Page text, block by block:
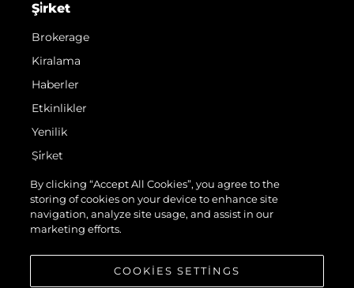
Şi̇rket
Brokerage
Kiralama
Haberler
Etkinlikler
Yenilik
Şi̇rket
Ekip
Yaşam Şekli̇
Mi̇ras
By clicking “Accept All Cookies”, you agree to the
storing of cookies on your device to enhance site
navigation, analyze site usage, and assist in our
marketing efforts.
COOKIES SETTINGS